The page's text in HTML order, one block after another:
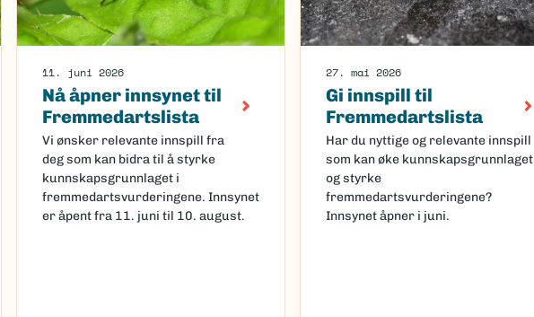
11. juni 2026
Nå åpner innsynet til
Fremmedartslista
Vi ønsker relevante innspill fra
deg som kan bidra til å styrke
kunnskapsgrunnlaget i
fremmedartsvurderingene. Innsynet
er åpent fra 11. juni til 10. august.
27. mai 2026
Gi innspill til
Fremmedartslista
Har du nyttige og relevante innspill
som kan øke kunnskapsgrunnlaget
og styrke
fremmedartsvurderingene?
Innsynet åpner i juni.